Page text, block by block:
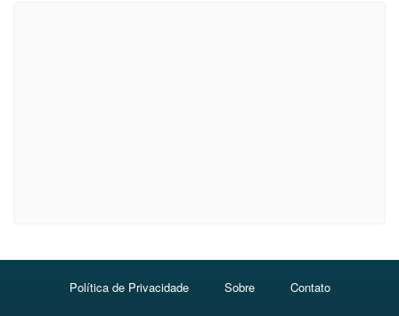
Política de Privacidade Sobre Contato